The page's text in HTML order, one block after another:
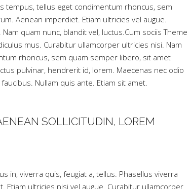
tempus, tellus eget condimentum rhoncus, sem
Aenean imperdiet. Etiam ultricies vel augue.
quam nunc, blandit vel, luctus.Cum sociis Theme
mus. Curabitur ullamcorper ultricies nisi. Nam
rhoncus, sem quam semper libero, sit amet
pulvinar, hendrerit id, lorem. Maecenas nec odio
Nullam quis ante. Etiam sit amet.
SOLLICITUDIN, LOREM
in, viverra quis, feugiat a, tellus. Phasellus viverra
ultricies nisi vel augue. Curabitur ullamcorper